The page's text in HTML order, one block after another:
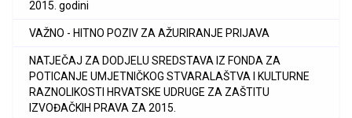
2015. godini
VAŽNO - HITNO POZIV ZA AŽURIRANJE PRIJAVA
NATJEČAJ ZA DODJELU SREDSTAVA IZ FONDA ZA
POTICANJE UMJETNIČKOG STVARALAŠTVA I KULTURNE
RAZNOLIKOSTI HRVATSKE UDRUGE ZA ZAŠTITU
IZVOĐAČKIH PRAVA ZA 2015.